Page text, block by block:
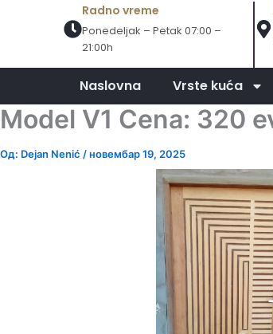
Radno vreme
Ponedeljak – Petak 07:00 –
21:00h
Naslovna Vrste kuća
Model V1 Cena: 320
Од: Dejan Nenić /новембар 19, 2025